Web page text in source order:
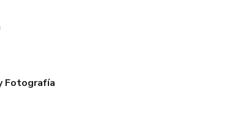
Fotografía